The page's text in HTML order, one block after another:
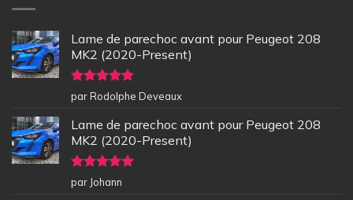
Lame de parechoc avant pour Peugeot 208
MK2 (2020-Present)
Note5sur
5
par Rodolphe Deveaux
Lame de parechoc avant pour Peugeot 208
MK2 (2020-Present)
Note5sur
5
par Johann